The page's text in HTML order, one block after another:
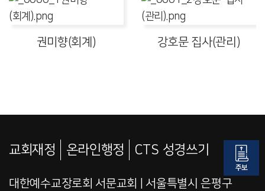
권미향(회계) 강호문 집사(관리)
교회재정 온라인행정 CTS 성경쓰기
대한예수교장로회 서문교회 | 서울특별시 은평구